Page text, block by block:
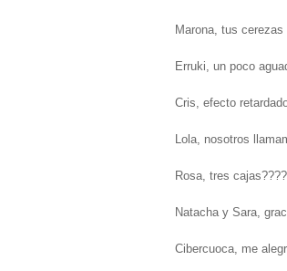
Marona, tus
Erruki, un poco
Cris, efecto
Lola, nosotros
Rosa, tres
Natacha y Sara,
Cibercuoca, me